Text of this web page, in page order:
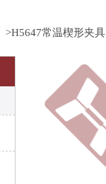
>H5647常温楔形夹具